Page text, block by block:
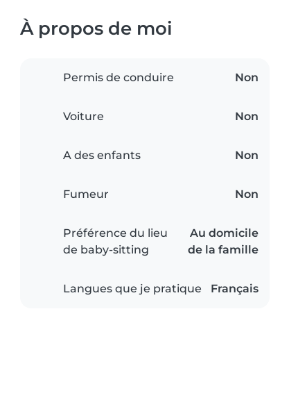
À propos de moi
Permis de conduire Non
Voiture Non
A des enfants Non
Fumeur Non
Préférence du lieu
de baby-sitting
Au domicile
de la famille
Langues que je pratique Français